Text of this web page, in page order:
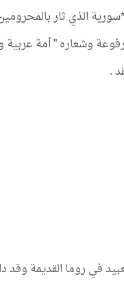
الذي ثار
وشعاره ” أمة
.
في روما القديمة وقد دامت